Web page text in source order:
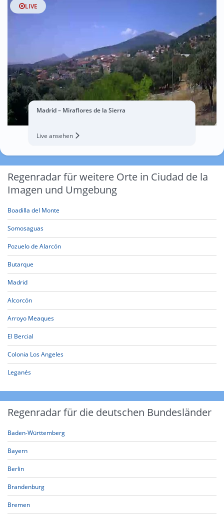
LIVE
Madrid – Miraflores de la Sierra
Live ansehen
Regenradar für weitere Orte in Ciudad de la
Imagen und Umgebung
Boadilla del Monte
Somosaguas
Pozuelo de Alarcón
Butarque
Madrid
Alcorcón
Arroyo Meaques
El Bercial
Colonia Los Angeles
Leganés
Regenradar für die deutschen Bundesländer
Baden-Württemberg
Bayern
Berlin
Brandenburg
Bremen